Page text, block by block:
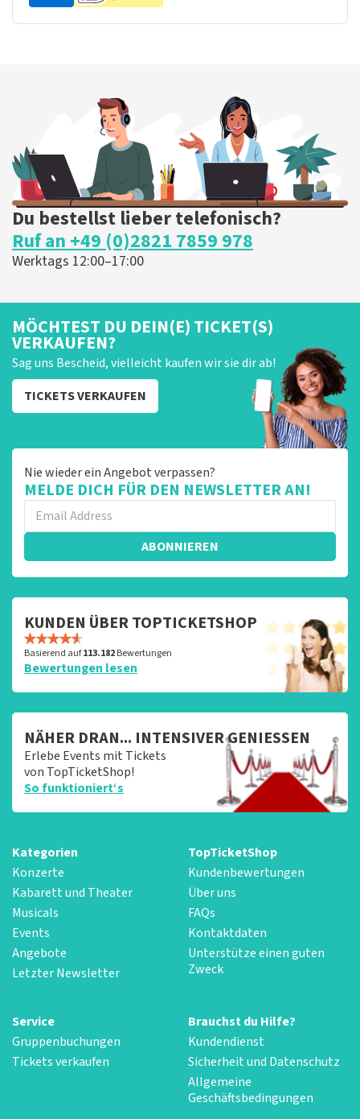
Du bestellst lieber telefonisch?
Ruf an +49 (0)2821 7859 978
Werktags 12:00–17:00
MÖCHTEST DU DEIN(E) TICKET(S)
VERKAUFEN?
Sag uns Bescheid, vielleicht kaufen wir sie dir ab!
TICKETS VERKAUFEN
Nie wieder ein Angebot verpassen?
MELDE DICH FÜR DEN NEWSLETTER AN!
ABONNIEREN
KUNDEN ÜBER TOPTICKETSHOP
Basierend auf113.182Bewertungen
Bewertungen lesen
NÄHER DRAN... INTENSIVER GENIESSEN
Erlebe Events mit Tickets
von TopTicketShop!
So funktioniert‘s
Kategorien
Konzerte
Kabarett und Theater
Musicals
Events
Angebote
Letzter Newsletter
TopTicketShop
Kundenbewertungen
Über uns
FAQs
Kontaktdaten
Unterstütze einen guten
Zweck
Service
Gruppenbuchungen
Tickets verkaufen
Brauchst du Hilfe?
Kundendienst
Sicherheit und Datenschutz
Allgemeine
Geschäftsbedingungen